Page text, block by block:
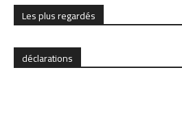
Les plus regardés
déclarations